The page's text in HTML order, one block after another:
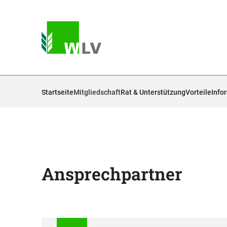
StartseiteMitgliedschaftRat & UnterstützungVorteile
Ansprechpartner